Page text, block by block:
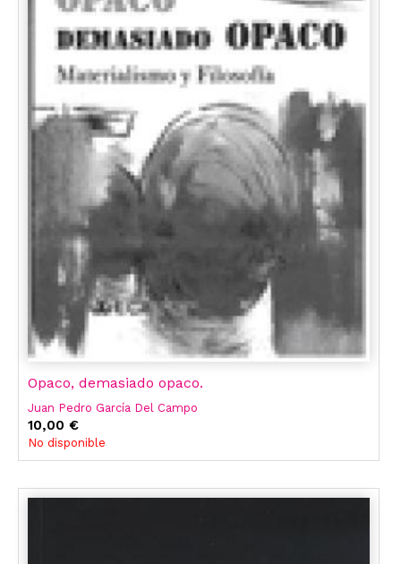
Opaco, demasiado opaco.
Juan Pedro García Del Campo
10,00 €
No disponible